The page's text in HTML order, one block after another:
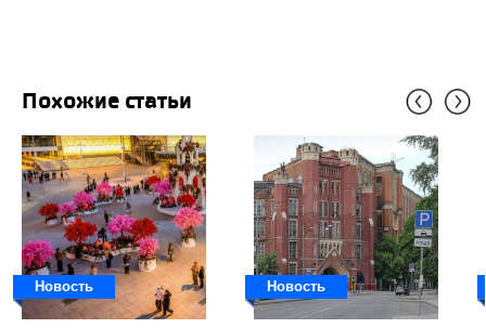
Похожие статьи
Новость Новость